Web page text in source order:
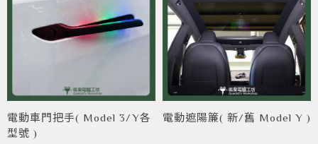
電動車門把手( Model 3/Y各
型號 )
電動遮陽簾( 新/舊 Model Y )